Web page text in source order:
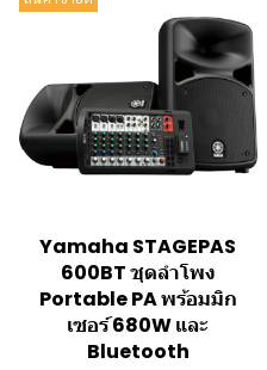
Yamaha STAGEPAS
600BT ชุดลำโพง
Portable PA พร้อมมิก
เซอร์ 680W และ
Bluetooth